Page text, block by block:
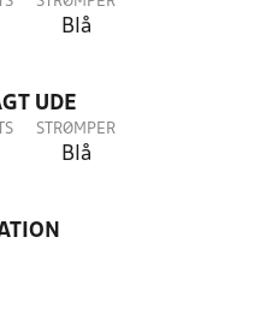
Blå
UDE
STRØMPER
Blå